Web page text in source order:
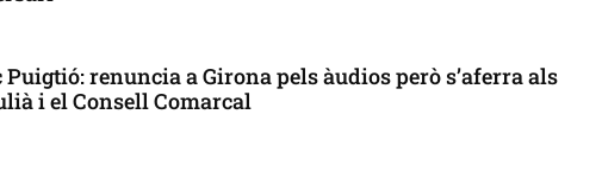
renuncia a Girona pels àudios però s’aferra als
i el Consell Comarcal